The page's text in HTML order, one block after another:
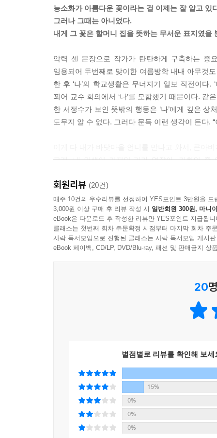
능소화가 아름다운 꽃이라는 걸 이제는 잘 알고 있
그러나 그때는 아니었다.
내게 그 꽃은 할머니 집을 뜻하는 무서운 표지였을
악력 센 문장으로 작가가 탄탄하게 구축하는 중
임용되어 두번째로 맞이한 여름방학 내내 아무것
한 후 ‘나’의 학교생활은 무너지기 일보 직전이
꾀어 교수 회의에서 ‘나’를 모함했기 때문이다.
한 서정수가 보인 뜻밖의 행동은 ‘나’에게 깊은
도무지 알 수 없다. 그러다 문득 이런 생각이 든다.
그래, 내 인생이 거저일 리가 없잖아. 기회인 줄
‘바닷마을 언니’는 큰아버지의 며느리로, 결혼식
지방대 교수로 임용되었으니 ‘나’가 도와줄 일이
아니기도 하지만, 바닷마을 언니는 ‘나’가 그토
실패로 큰아버지의 집에 얹혀살던 어린 시절, ‘나
댁, 여름이면 능소화가 환하게 피어 있던 집, 마당
고모, 미혼모인 작은고모와 그녀의 딸 수진 언니
만나는 게 꺼려졌지만, ‘나’는 상대가 다름 아닌
한 번도 잊은 적 없는 과거가 어느 날 찾아오면서
‘백년해로’ 그후, 또는 그 뒷면의 이야기
바닷마을 언니와 만난 후 가장 먼저 ‘나’의 앞에
명함을 건넸을 뿐인데, 엄마와 다투고 집을 나온
회원리뷰 (20건)
매주 10건의 우수리뷰를 선정하여 YES포인트 3만원을 드
3,000원 이상 구매 후 리뷰 작성 시 일반회원 300원, 마니
eBook은 다운로드 후 작성한 리뷰만 YES포인트 지급됩니
클래스는 첫번째 회차 주문확정 시점부터 마지막 회차 주
사락 독서모임으로 진행된 클래스는 사락 독서모임 게시
eBook 페이백, CD/LP, DVD/Blu-ray, 패션 및 판매금지 상
20
별점별로 리뷰를 확인해 보세
15%
0%
0%
0%